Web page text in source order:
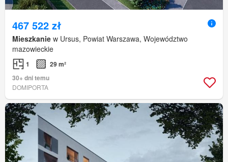
467 522 zł
Mieszkanie w Ursus, Powiat Warszawa, Województwo
mazowieckie
1
29 m²
30+ dni temu
DOMIPORTA